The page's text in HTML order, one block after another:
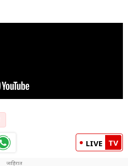
LIVE TV